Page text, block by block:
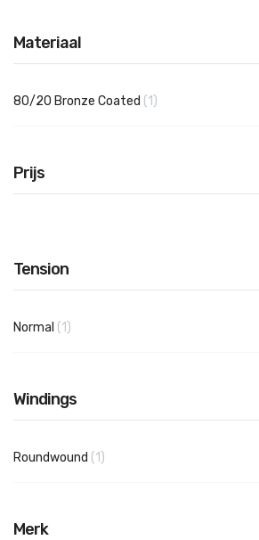
Materiaal
80/20 Bronze Coated 1product
Prijs
Tension
Normal 1product
Windings
Roundwound 1product
Merk